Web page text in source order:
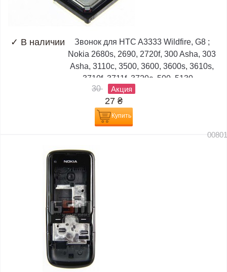
✓ В наличии
Звонок для HTC A3333 Wildfire, G8 ;
Nokia 2680s, 2690, 2720f, 300 Asha, 303
Asha, 3110c, 3500, 3600, 3600s, 3610s,
3710f, 3711f, 3720c, 500, 5130,...
30
Акция
27 ₴
Купить